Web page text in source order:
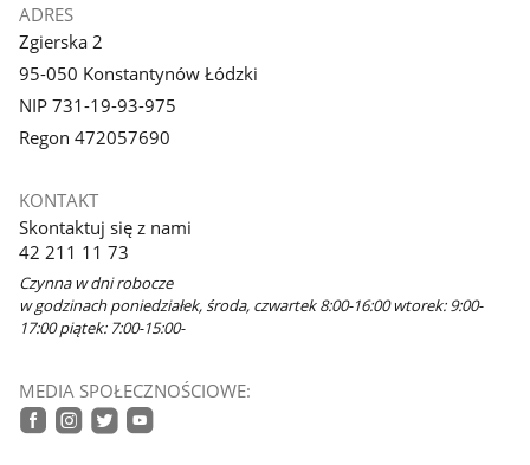
ADRES
Zgierska 2
95-050 Konstantynów Łódzki
NIP 731-19-93-975
Regon 472057690
KONTAKT
Skontaktuj się z nami
42 211 11 73
Czynna w dni robocze
w godzinach poniedziałek, środa, czwartek 8:00-16:00 wtorek: 9:00-
17:00 piątek: 7:00-15:00-
MEDIA SPOŁECZNOŚCIOWE: